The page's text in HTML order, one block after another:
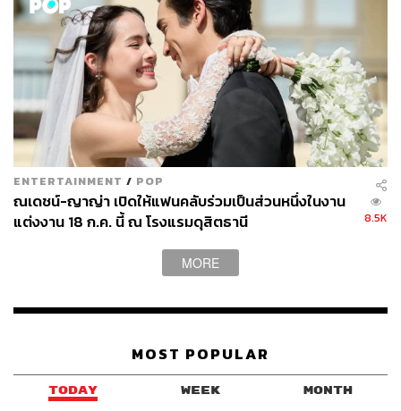
งานอนุรักษ์อาคารสถานีวิทยุโทรเลขศาลาแดง ที่ได้รับการ
อนุรักษ์โดยภาคเอกชน โดย นวมินทร์ วิทยกุล
ภายในพิพิธภัณฑ์ชาวบางกอก โดย นวมินทร์ วิทยกุล
ENTERTAINMENT / POP
ณเดชน์-ญาญ่า เปิดให้แฟนคลับร่วมเป็นส่วนหนึ่งในงาน
แต่งงาน 18 ก.ค. นี้ ณ โรงแรมดุสิตธานี
8.5K
MORE
MOST POPULAR
TODAY WEEK MONTH